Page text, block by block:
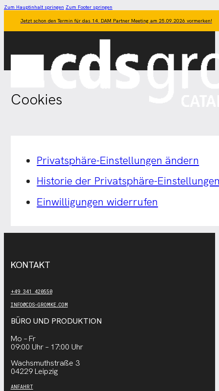
Zum Hauptinhalt springen Zum Footer springen
Jetzt schon den Termin für das 14. DAM Partner Meeting am 25.09.2026 vormerken!
Cookies
Privatsphäre-Einstellungen ändern
Historie der Privatsphäre-
Einwilligungen widerrufen
KONTAKT
+49 341 420550
INFO@CDS-GROMKE.COM
BÜRO UND PRODUKTION
Mo – Fr
09:00 Uhr – 17:00 Uhr
Wachsmuthstraße 3
04229 Leipzig
ANFAHRT